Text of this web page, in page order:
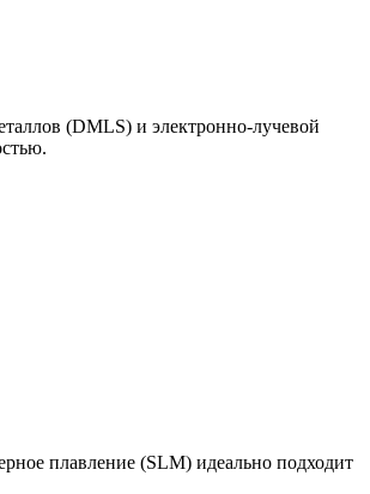
(DMLS) и электронно-лучевой
плавление (SLM) идеально подходит